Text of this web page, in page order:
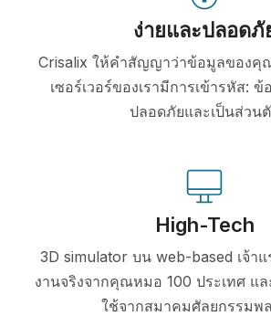
ง่ายและปลอดภั
Crisalix ให้คำสัญญาว่าข้อมูลของคุ
เซอร์เวอร์ของเรามีการเข้ารหัส:
ปลอดภัยและเป็นส่วน
High-Tech
3D simulator บน web-based เจ้า
งานจริงจากคุณหมอ 100 ประเทศ แ
ใช้จากสมาคมศัลยกรรมพ